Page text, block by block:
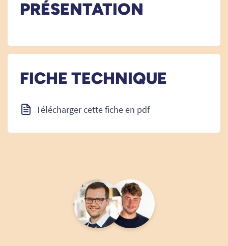
PRÉSENTATION
FICHE TECHNIQUE
Télécharger cette fiche en pdf